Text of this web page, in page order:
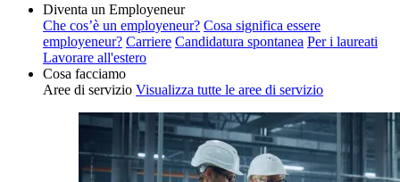
Diventa un Employeneur
Che cos’è un employeneur? Cosa significa essere
employeneur? Carriere Candidatura spontanea Per i laureati
Lavorare all'estero
Cosa facciamo
Aree di servizio Visualizza tutte le aree di servizio